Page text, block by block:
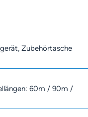
Zubehörtasche
60m / 90m /